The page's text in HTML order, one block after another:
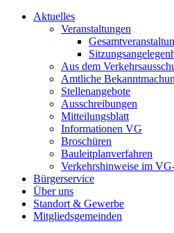
Aktuelles
Veranstaltungen
Aus dem
Amtliche
Stellenangebote
Ausschreibungen
Mitteilungsblatt
Informationen VG
Broschüren
Bauleitplanverfahren
Verkehrshinweise im
Bürgerservice
Über uns
Standort & Gewerbe
Mitgliedsgemeinden